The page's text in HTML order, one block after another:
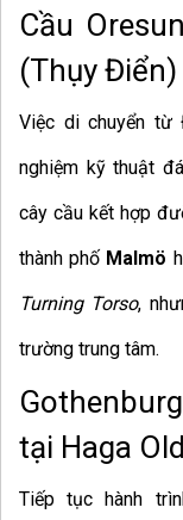
Cầu
(Thụy Điển)
Việc di chuyển từ
nghiệm kỹ thuật
cây cầu kết hợp
thành phố Malmö
Turning Torso,
trường trung tâm.
tại Haga
Tiếp tục hành